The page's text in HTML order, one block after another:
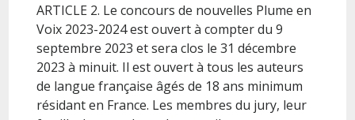
ARTICLE 2. Le concours de nouvelles Plume en
Voix 2023-2024 est ouvert à compter du 9
septembre 2023 et sera clos le 31 décembre
2023 à minuit. Il est ouvert à tous les auteurs
de langue française âgés de 18 ans minimum
résidant en France. Les membres du jury, leur